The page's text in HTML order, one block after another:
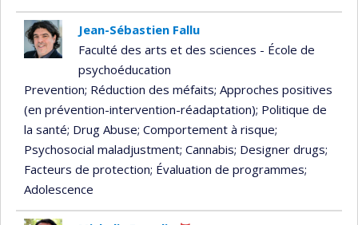
Jean-Sébastien Fallu
Faculté des arts et des sciences - École de
psychoéducation
Prevention; Réduction des méfaits; Approches positives
(en prévention-intervention-réadaptation); Politique de
la santé; Drug Abuse; Comportement à risque;
Psychosocial maladjustment; Cannabis; Designer drugs;
Facteurs de protection; Évaluation de programmes;
Adolescence